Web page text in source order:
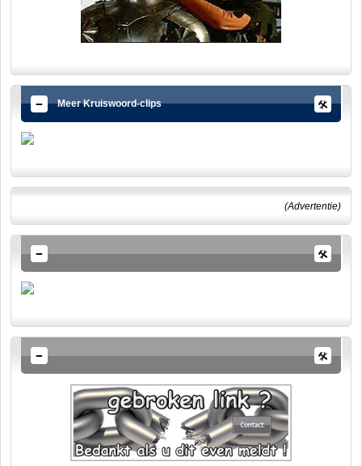
Meer Kruiswoord-clips
(Advertentie)